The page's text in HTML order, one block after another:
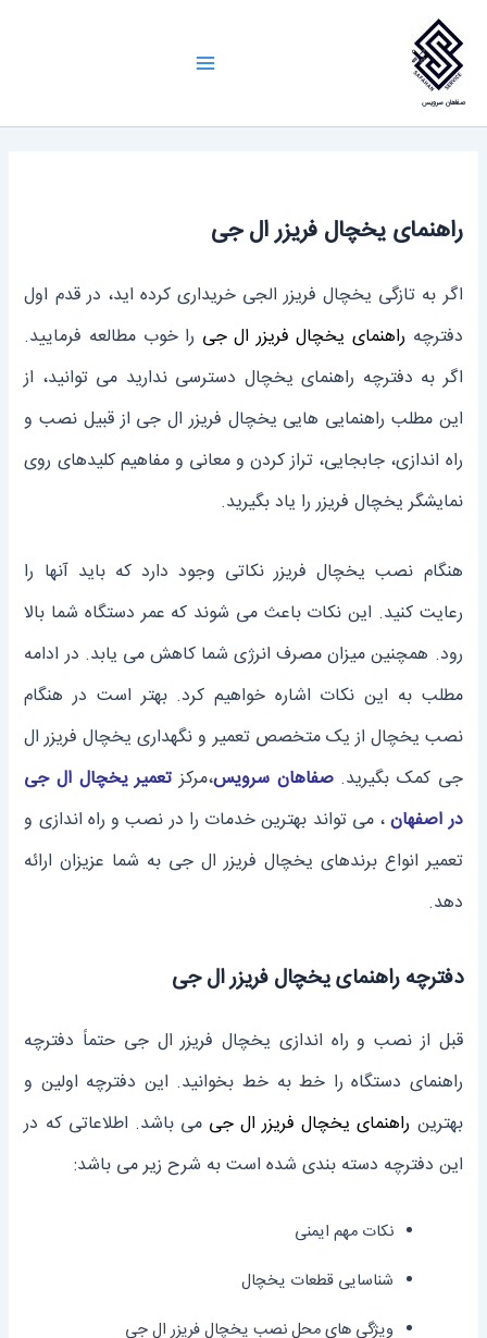
محتواصفاهان سرویس
راهنمای یخچال فریزر ال جی
اگر به تازگی یخچال فریزر الجی خریداری کرده اید، در قدم اول
دفترچه راهنمای یخچال فریزر ال جی را خوب مطالعه فرمایید.
اگر به دفترچه راهنمای یخچال دسترسی ندارید می توانید، از
این مطلب راهنمایی هایی یخچال فریزر ال جی از قبیل نصب و
راه اندازی، جابجایی، تراز کردن و معانی و مفاهیم کلیدهای روی
نمایشگر یخچال فریزر را یاد بگیرید.
هنگام نصب یخچال فریزر نکاتی وجود دارد که باید آنها را
رعایت کنید. این نکات باعث می شوند که عمر دستگاه شما بالا
رود. همچنین میزان مصرف انرژی شما کاهش می یابد. در ادامه
مطلب به این نکات اشاره خواهیم کرد. بهتر است در هنگام
نصب یخچال از یک متخصص تعمیر و نگهداری یخچال فریزر ال
جی کمک بگیرید.صفاهان سرویس،مرکزتعمیر یخچال ال جی
در اصفهان، می تواند بهترین خدمات را در نصب و راه اندازی و
تعمیر انواع برندهای یخچال فریزر ال جی به شما عزیزان ارائه
دهد.
دفترچه راهنمای یخچال فریزر ال جی
قبل از نصب و راه اندازی یخچال فریزر ال جی حتماً دفترچه
راهنمای دستگاه را خط به خط بخوانید. این دفترچه اولین و
بهترین راهنمای یخچال فریزر ال جی می باشد. اطلاعاتی که در
این دفترچه دسته بندی شده است به شرح زیر می باشد:
نکات مهم ایمنی
شناسایی قطعات یخچال
ویژگی های محل نصب یخچال فریزر ال جی